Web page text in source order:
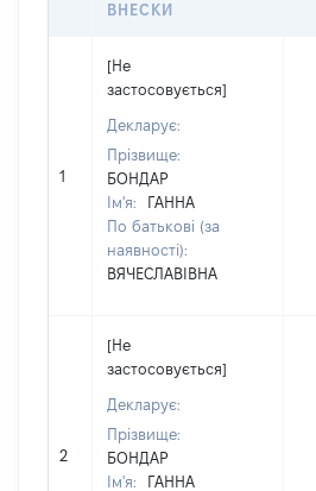
ВНЕСКИ
1
[Не
застосовується]
Декларує:
Прізвище:
БОНДАР
Ім'я:
ГАННА
По батькові (за
наявності):
ВЯЧЕСЛАВІВНА
2
[Не
застосовується]
Декларує:
Прізвище:
БОНДАР
Ім'я:
ГАННА